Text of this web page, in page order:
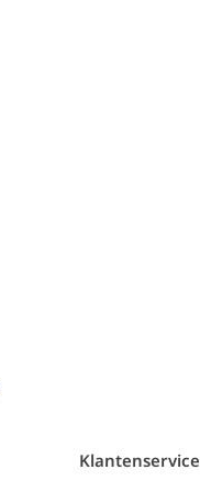
Klantenservice